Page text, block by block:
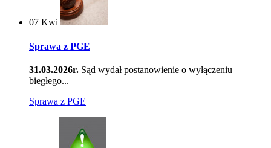
07 Kwi
Sprawa z PGE
31.03.2026r. Sąd wydał postanowienie o wyłączeniu
biegłego...
Sprawa z PGE